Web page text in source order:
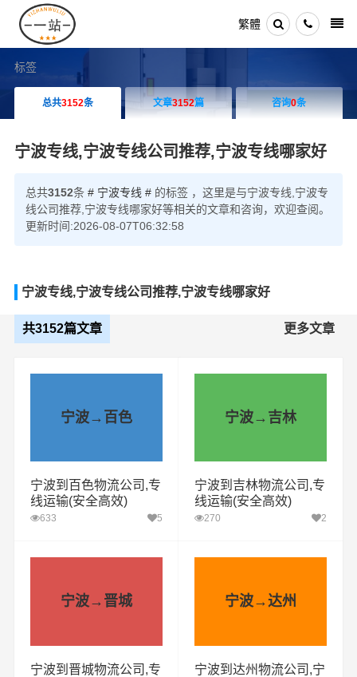
繁體
标签
总共3152条 文章3152篇 咨询0条
宁波专线,宁波专线公司推荐,宁波专线哪家好
总共3152条 # 宁波专线 #的标签 ，这里是与宁波专线,宁波专
线公司推荐,宁波专线哪家好等相关的文章和咨询，欢迎查阅。
更新时间:2026-08-07T06:32:58
宁波专线,宁波专线公司推荐,宁波专线哪家好
共3152篇文章 更多文章
宁波→百色
宁波到百色物流公司,专
线运输(安全高效)
633 5
宁波→吉林
宁波到吉林物流公司,专
线运输(安全高效)
270 2
宁波→晋城
宁波到晋城物流公司,专
宁波→达州
宁波到达州物流公司,宁